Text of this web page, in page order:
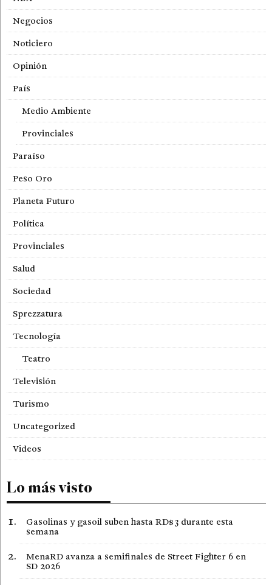
Negocios
Noticiero
Opinión
País
Medio Ambiente
Provinciales
Paraíso
Peso Oro
Planeta Futuro
Política
Provinciales
Salud
Sociedad
Sprezzatura
Tecnología
Teatro
Televisión
Turismo
Uncategorized
Videos
Lo más visto
Gasolinas y gasoil suben hasta RD$3 durante esta
semana
MenaRD avanza a semifinales de Street Fighter 6 en
SD 2026